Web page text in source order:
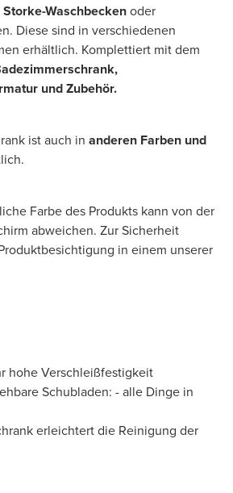
Storke-Waschbeckenoder
Diese sind in verschiedenen
erhältlich. Komplettiert mit dem
und Zubehör.
ist auch in anderen Farben und
Farbe des Produkts kann von der
abweichen. Zur Sicherheit
in einem unserer
hohe Verschleißfestigkeit
Schubladen: - alle Dinge in
erleichtert die Reinigung der